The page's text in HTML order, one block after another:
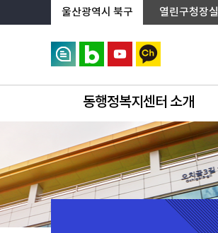
상단메뉴로 바로가기
전체메뉴로 바로가기
왼쪽메뉴로 바로가기
울산광역시 북구 열린구청장실
동행정복지센터 소개